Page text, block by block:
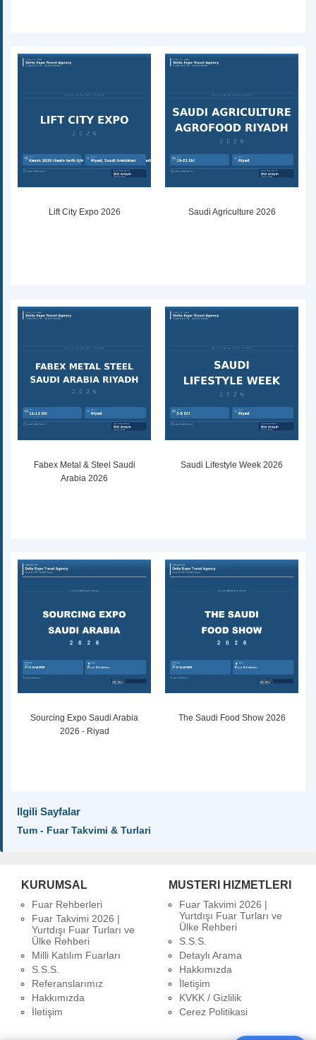
Lift City Expo 2026 Saudi Agriculture 2026
Fabex Metal & Steel Saudi
Arabia 2026
Saudi Lifestyle Week 2026
Sourcing Expo Saudi Arabia
2026 - Riyad
The Saudi Food Show 2026
Ilgili Sayfalar
Tum - Fuar Takvimi & Turlari
KURUMSAL
Fuar Rehberleri
Fuar Takvimi 2026 |
Yurtdışı Fuar Turları ve
Ülke Rehberi
Milli Katılım Fuarları
S.S.S.
Referanslarımız
Hakkımızda
İletişim
MUSTERI HIZMETLERI
Fuar Takvimi 2026 |
Yurtdışı Fuar Turları ve
Ülke Rehberi
S.S.S.
Detaylı Arama
Hakkımızda
İletişim
KVKK / Gizlilik
Cerez Politikasi